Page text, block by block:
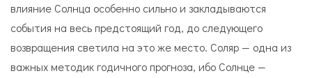
влияние Солнца особенно сильно и закладываются
события на весь предстоящий год, до следующего
возвращения светила на это же место. Соляр — одна из
важных методик годичного прогноза, ибо Солнце —